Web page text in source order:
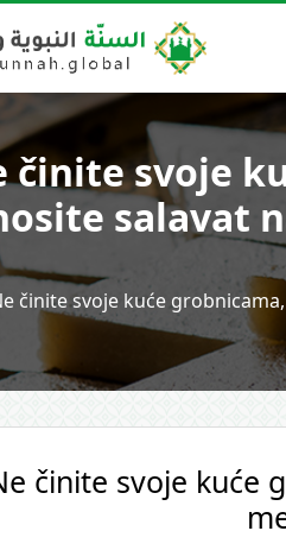
činite svoje
salavat
činite svoje kuće
činite svoje kuće